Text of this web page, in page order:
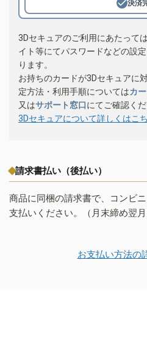
決済
3Dセキュアのご利用にあたって
イト等にてパスワードなどの設
ります。
お持ちのカードが3Dセキュアに
定方法・利用手順についてはカ
又はサポート窓口にてご確認くだ
3Dセキュアについて詳しくはこ
請求書払い（後払い）
商品に同梱の請求書で、コンビ
支払いください。（月末締め翌月
お支払い方法の